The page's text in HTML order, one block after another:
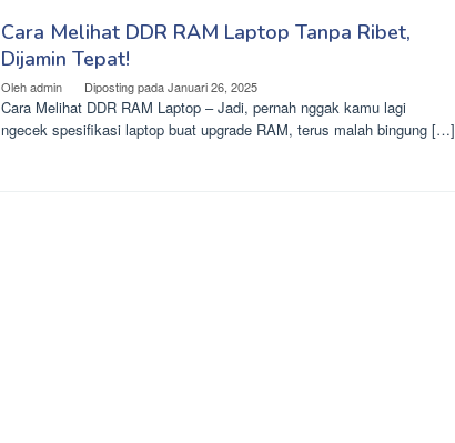
Cara Melihat DDR RAM Laptop Tanpa Ribet,
Dijamin Tepat!
Olehadmin Diposting padaJanuari 26, 2025
Cara Melihat DDR RAM Laptop – Jadi, pernah nggak kamu lagi
ngecek spesifikasi laptop buat upgrade RAM, terus malah bingung […]